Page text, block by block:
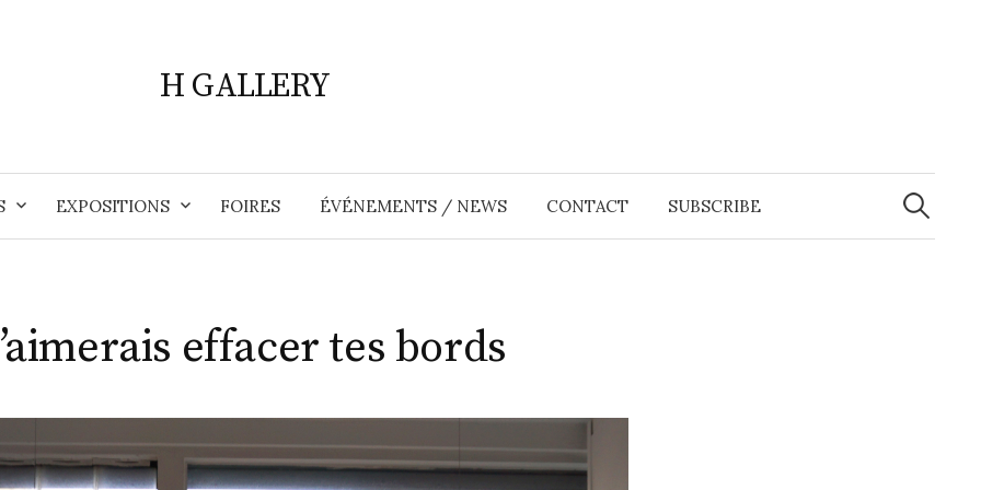
H GALLERY
EXPOSITIONS FOIRES ÉVÉNEMENTS / NEWS CONTACT SUBSCRIBE
Search
for:
effacer tes bords